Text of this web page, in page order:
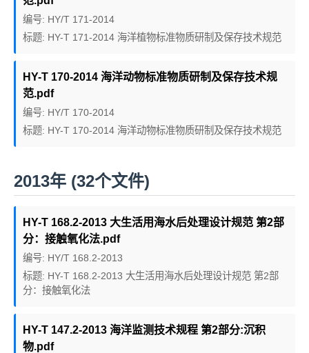
编号: HY/T 171-2014
标题: HY-T 171-2014 海洋植物标准物质研制及保存技术规范
HY-T 170-2014 海洋动物标准物质研制及保存技术规
范.pdf
编号: HY/T 170-2014
标题: HY-T 170-2014 海洋动物标准物质研制及保存技术规范
2013年 (32个文件)
HY-T 168.2-2013 大生活用海水后处理设计规范 第2部
分：接触氧化法.pdf
编号: HY/T 168.2-2013
标题: HY-T 168.2-2013 大生活用海水后处理设计规范 第2部
分：接触氧化法
HY-T 147.2-2013 海洋监测技术规程 第2部分:沉积
物.pdf